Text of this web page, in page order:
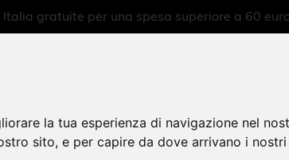
la tua esperienza di navigazione nel
sito, e per capire da dove arrivano i
Italia gratuite per una spesa superiore a 60 euro